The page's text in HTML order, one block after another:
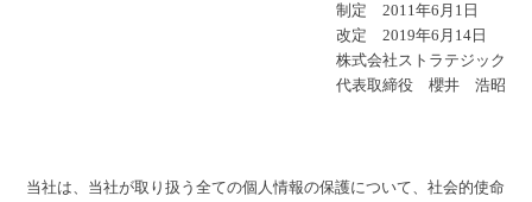
制定 2011年6月1日
改定 2019年6月14日
株式会社ストラテジック
代表取締役 櫻井 浩昭
当社は、当社が取り扱う全ての個人情報の保護について、社会的使命